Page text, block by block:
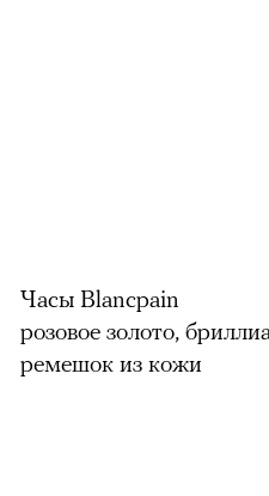
Часы Blancpain
розовое золото,
ремешок из кожи